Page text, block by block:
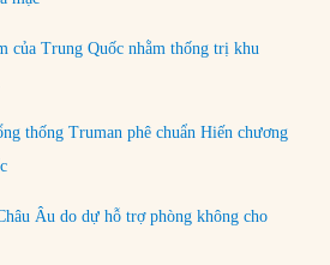
của Trung Quốc nhằm thống trị khu
thống Truman phê chuẩn Hiến chương
Âu do dự hỗ trợ phòng không cho